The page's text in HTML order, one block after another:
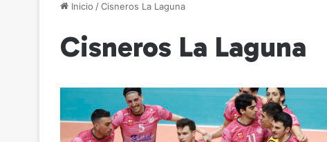
Inicio /Cisneros La Laguna
Cisneros La Laguna